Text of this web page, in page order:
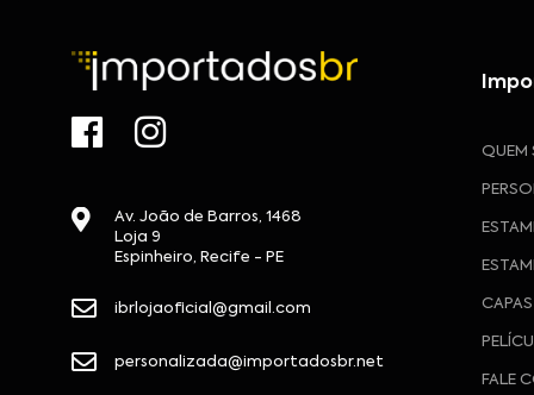
Av. João de Barros, 1468
Loja 9
Espinheiro, Recife - PE
ibrlojaoficial@gmail.com
personalizada@importadosbr.net
QUEM
FALE